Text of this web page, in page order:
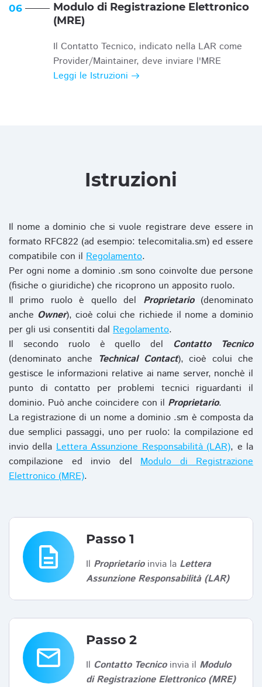
06
Modulo di Registrazione Elettronico
(MRE)
Il Contatto Tecnico, indicato nella LAR come
Provider/Maintainer, deve inviare l'MRE
Leggi le Istruzioni
Istruzioni
Il nome a dominio che si vuole registrare deve essere in
formato RFC822 (ad esempio: telecomitalia.sm) ed essere
compatibile con il Regolamento.
Per ogni nome a dominio .sm sono coinvolte due persone
(fisiche o giuridiche) che ricoprono un apposito ruolo.
Il primo ruolo è quello del Proprietario(denominato
anche Owner), cioè colui che richiede il nome a dominio
per gli usi consentiti dal Regolamento.
Il secondo ruolo è quello del Contatto Tecnico
(denominato anche Technical Contact), cioè colui che
gestisce le informazioni relative ai name server, nonchè il
punto di contatto per problemi tecnici riguardanti il
dominio. Può anche coincidere con il Proprietario.
La registrazione di un nome a dominio .sm è composta da
due semplici passaggi, uno per ruolo: la compilazione ed
invio dellaLettera Assunzione Responsabilità (LAR), e la
compilazione ed invio del Modulo di Registrazione
Elettronico (MRE).
description
Passo 1
Il Proprietarioinvia la Lettera
Assunzione Responsabilità (LAR)
email
Passo 2
Il Contatto Tecnicoinvia il Modulo
di Registrazione Elettronico (MRE)